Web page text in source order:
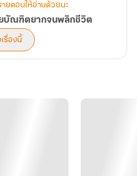
ยตอนให้อ่านด้วยนะ
ยบัณฑิตยากจนพลิกชีวิต
รื่องนี้